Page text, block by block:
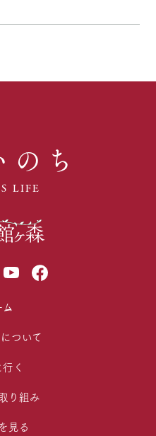
ち
LIFE
ついて
く
り組み
見る